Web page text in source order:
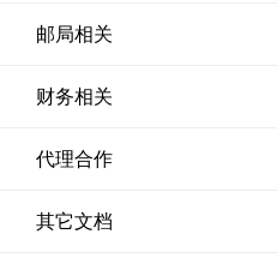
邮局相关
财务相关
代理合作
其它文档